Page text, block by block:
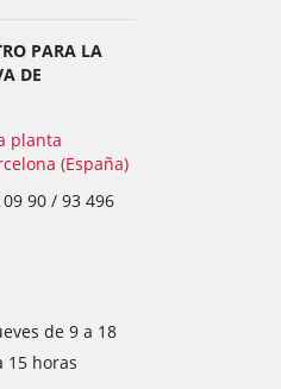
PARA LA
DE
planta
(España)
90 / 93 496
de 9 a 18
15 horas